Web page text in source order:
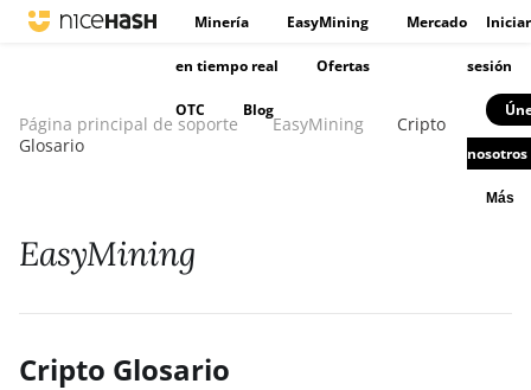
Minería EasyMining Mercado
en tiempo real Ofertas
OTC Blog
Iniciar
sesión
nosotros
Más
Página principal de soporte EasyMining
Cripto
Glosario
EasyMining
Cripto Glosario